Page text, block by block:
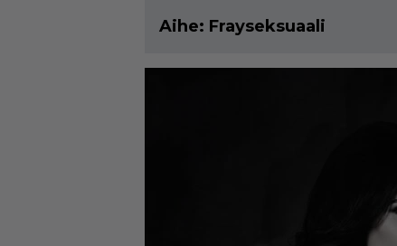
Aihe: Frayseksuaali